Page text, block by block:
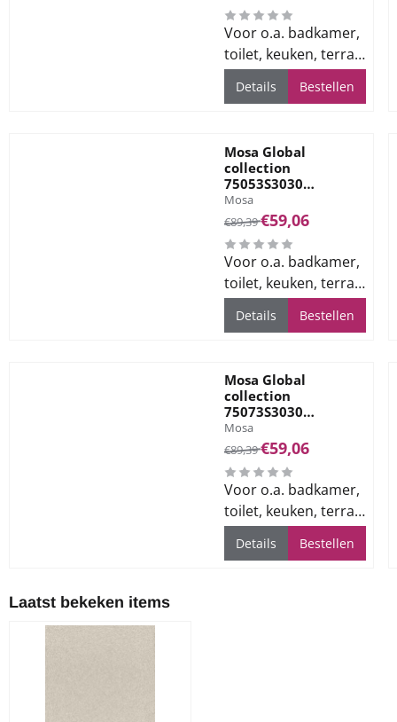
Voor o.a. badkamer,
toilet, keuken, terras
en bedrijfsvloeren
Details Bestellen
Mosa Global
collection
75053S3030
Vloertegel 300X300
Gr. clay grey 8mm
Merk:
Mosa
Van 89,39 voor 59,06
€89,39€59,06
Voor o.a. badkamer,
toilet, keuken, terras
en bedrijfsvloeren
Details Bestellen
Mosa Global
collection
75073S3030
Vloertegel 300X300
Gr. Dune Yellow
8mm
Merk:
Mosa
Van 89,39 voor 59,06
€89,39€59,06
Voor o.a. badkamer,
toilet, keuken, terras
en bedrijfsvloeren
Details Bestellen
Laatst bekeken items